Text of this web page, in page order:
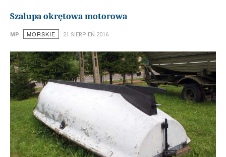
Szalupa okrętowa motorowa
MP MORSKIE 21 SIERPIEŃ 2016